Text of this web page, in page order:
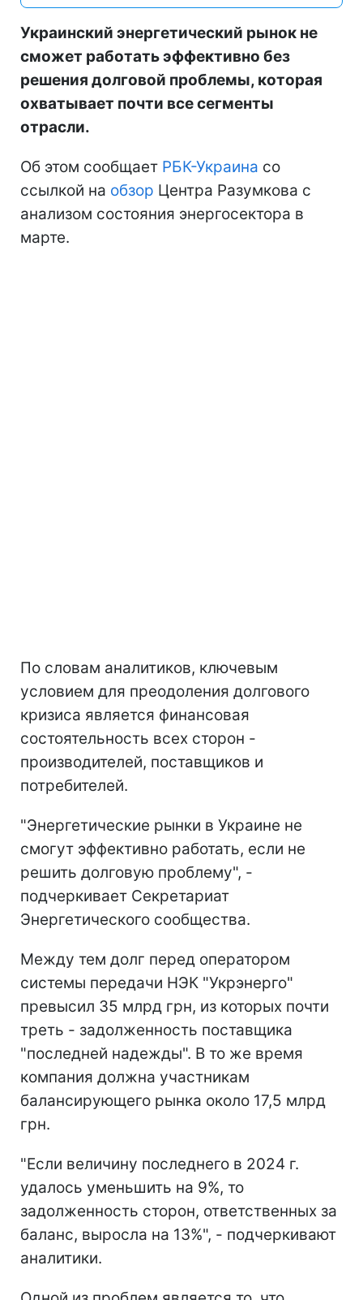
Украинский энергетический рынок не
сможет работать эффективно без
решения долговой проблемы, которая
охватывает почти все сегменты
отрасли.
Об этом сообщает РБК-Украина со
ссылкой на обзор Центра Разумкова с
анализом состояния энергосектора в
марте.
По словам аналитиков, ключевым
условием для преодоления долгового
кризиса является финансовая
состоятельность всех сторон -
производителей, поставщиков и
потребителей.
"Энергетические рынки в Украине не
смогут эффективно работать, если не
решить долговую проблему", -
подчеркивает Секретариат
Энергетического сообщества.
Между тем долг перед оператором
системы передачи НЭК "Укрэнерго"
превысил 35 млрд грн, из которых почти
треть - задолженность поставщика
"последней надежды". В то же время
компания должна участникам
балансирующего рынка около 17,5 млрд
грн.
"Если величину последнего в 2024 г.
удалось уменьшить на 9%, то
задолженность сторон, ответственных за
баланс, выросла на 13%", - подчеркивают
аналитики.